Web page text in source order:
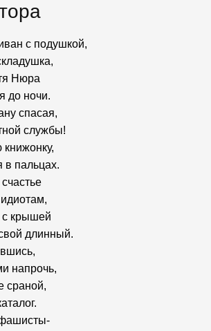
с подушкой,
Нюра
до ночи.
спасая,
службы!
пальцах.
с крышей
длинный.
напрочь,
сраной,
фашисты-